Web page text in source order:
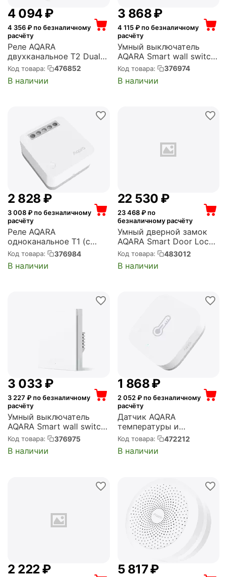
4 094₽
4 356 ₽ по безналичному
расчёту
Реле AQARA
двухканальное T2 Dual
Relay Module T2 (DCM-
K01)
Код товара: 476852
В наличии
3 868₽
4 115₽ по безналичному
расчёту
Умный выключатель
AQARA Smart wall switch
H1 (with neutral, double
rocker) (WS-EUK04)
Код товара: 376974
В наличии
2 828 ₽
3 008 ₽ по безналичному
расчёту
Реле AQARA
одноканальное T1 (с
нейтралью) Single Switch
Module T1 (With Neutral)
(SSM-U01)
Код товара: 376984
В наличии
22 530 ₽
23 468₽ по
безналичному расчёту
Умный дверной замок
AQARA Smart Door Lock
A100 (ZNMS02ES)
Код товара: 483012
В наличии
3 033 ₽
3 227 ₽ по безналичному
расчёту
Умный выключатель
AQARA Smart wall switch
H1 (with neutral, single
rocker) (WS-EUK03)
Код товара: 376975
В наличии
1 868₽
2 052₽ по безналичному
расчёту
Датчик AQARA
температуры и
влажности Temperature
and Humidity Sensor T1
(TH-S02D)
Код товара: 472212
В наличии
2 222 ₽ 5 817₽